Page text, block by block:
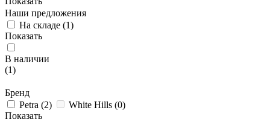
Наши предложения
На складе (1)
Показать
В наличии
(1)
Бренд
Petra (2) White Hills (0)
Показать